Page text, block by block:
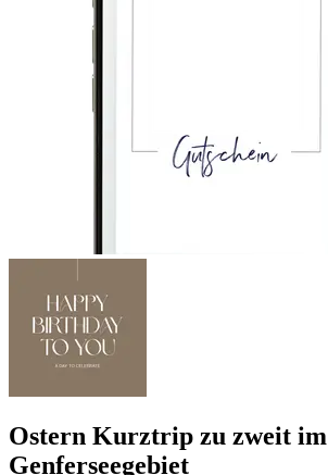
Ostern Kurztrip zu zweit im
Genferseegebiet